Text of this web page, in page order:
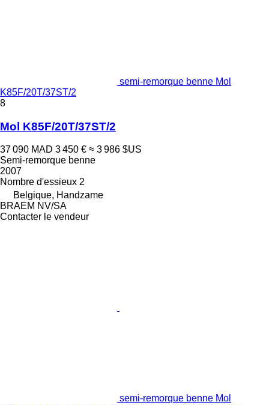
semi-remorque benne Mol
K85F/20T/37ST/2
8
Mol K85F/20T/37ST/2
37 090 MAD 3 450 € ≈ 3 986 $US
Semi-remorque benne
2007
Nombre d'essieux 2
Belgique, Handzame
BRAEM NV/SA
Contacter le vendeur
semi-remorque benne Mol